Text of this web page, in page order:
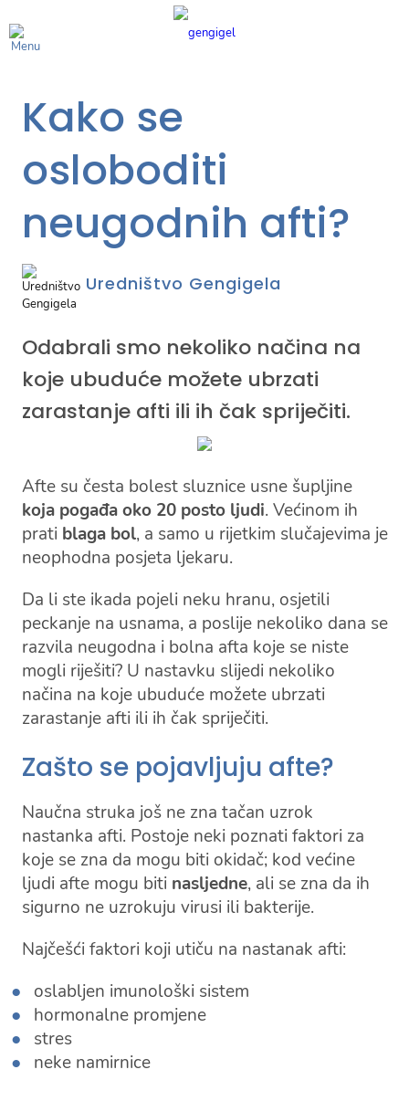
Kako se
osloboditi
neugodnih afti?
Uredništvo Gengigela
Odabrali smo nekoliko načina na
koje ubuduće možete ubrzati
zarastanje afti ili ih čak spriječiti.
Afte su česta bolest sluznice usne šupljine
koja pogađa oko 20 posto ljudi. Većinom ih
prati blaga bol, a samo u rijetkim slučajevima je
neophodna posjeta ljekaru.
Da li ste ikada pojeli neku hranu, osjetili
peckanje na usnama, a poslije nekoliko dana se
razvila neugodna i bolna afta koje se niste
mogli riješiti? U nastavku slijedi nekoliko
načina na koje ubuduće možete ubrzati
zarastanje afti ili ih čak spriječiti.
Zašto se pojavljuju afte?
Naučna struka još ne zna tačan uzrok
nastanka afti. Postoje neki poznati faktori za
koje se zna da mogu biti okidač; kod većine
ljudi afte mogu biti nasljedne, ali se zna da ih
sigurno ne uzrokuju virusi ili bakterije.
Najčešći faktori koji utiču na nastanak afti:
oslabljen imunološki sistem
hormonalne promjene
stres
neke namirnice